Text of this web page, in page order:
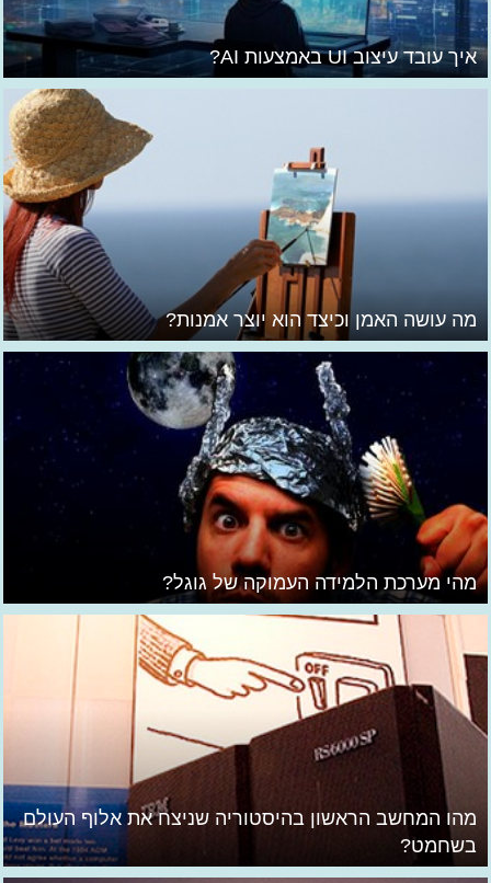
איך עובד עיצוב UI באמצעות AI?
מה עושה האמן וכיצד הוא יוצר אמנות?
מהי מערכת הלמידה העמוקה של גוגל?
מהו המחשב הראשון בהיסטוריה שניצח את אלוף העולם
בשחמט?